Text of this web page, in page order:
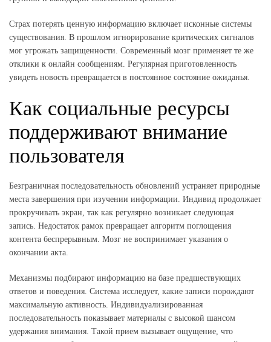
Страх потерять ценную информацию включает исконные системы
существования. В прошлом игнорирование критических сигналов
мог угрожать защищенности. Современный мозг применяет те же
отклики к онлайн сообщениям. Регулярная приготовленность
увидеть новость превращается в постоянное состояние ожиданья.
Как социальные ресурсы
поддерживают внимание
пользователя
Безграничная последовательность обновлений устраняет природные
места завершения при изучении информации. Индивид продолжает
прокручивать экран, так как регулярно возникает следующая
запись. Недостаток рамок превращает алгоритм поглощения
контента беспрерывным. Мозг не воспринимает указания о
окончании акта.
Механизмы подбирают информацию на базе предшествующих
ответов и поведения. Система исследует, какие записи порождают
максимальную активность. Индивидуализированная
последовательность показывает материалы с высокой шансом
удержания внимания. Такой прием вызывает ощущение, что